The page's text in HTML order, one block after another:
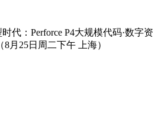
代：Perforce P4大规模代码·数字资
月25日周二下午 上海）